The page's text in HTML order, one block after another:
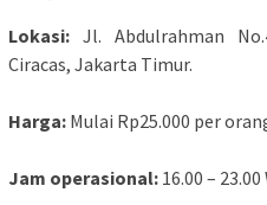
Lokasi: Jl. Abdulrahman
Ciracas, Jakarta Timur.
Harga: Mulai Rp25.000 per
Jam operasional: 16.00 – 23.00